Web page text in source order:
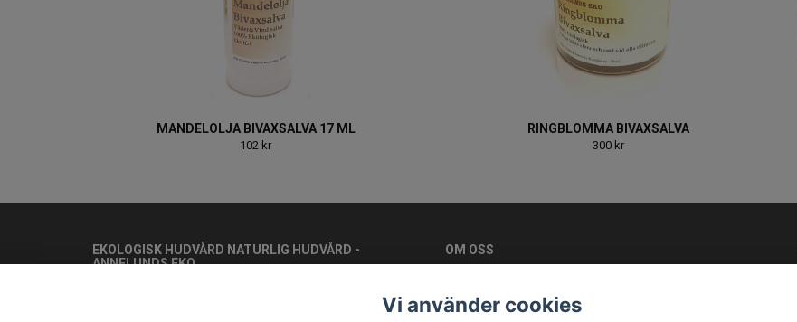
MANDELOLJA BIVAXSALVA 17 ML
102 kr
RINGBLOMMA BIVAXSALVA
300 kr
EKOLOGISK HUDVÅRD NATURLIG HUDVÅRD -
ANNELUNDS EKO
OM OSS
Vi använder cookies